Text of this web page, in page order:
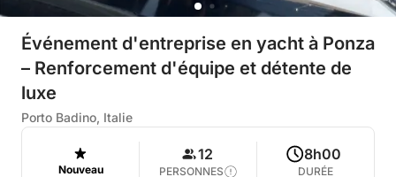
Événement d'entreprise en yacht à Ponza
– Renforcement d'équipe et détente de
luxe
Porto Badino, Italie
Nouveau
12
PERSONNES
8h00
DURÉE